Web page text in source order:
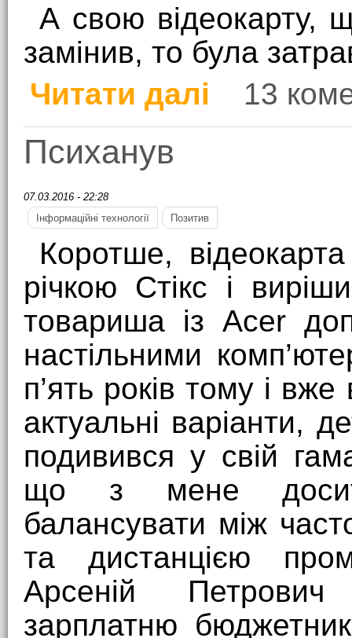
А свою відеокарту,
замінив, то була
Читати далі
про Експрес-огляд
13
Психанув
07.03.2016 - 22:28
Інформаційні технології
Позитив
Коротше,
річкою Стікс і
товариша із Acer
настільними
п’ять років тому і
актуальні варіанти,
подивився у свій
що з мене
балансувати між
та дистанцією
Арсеній
зарплатню